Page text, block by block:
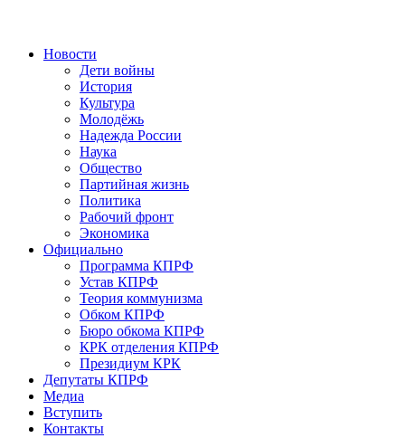
Новости
Дети войны
История
Культура
Молодёжь
Надежда России
Наука
Общество
Партийная жизнь
Политика
Рабочий фронт
Экономика
Официально
Программа КПРФ
Устав КПРФ
Теория коммунизма
Обком КПРФ
Бюро обкома КПРФ
КРК отделения КПРФ
Президиум КРК
Депутаты КПРФ
Медиа
Вступить
Контакты